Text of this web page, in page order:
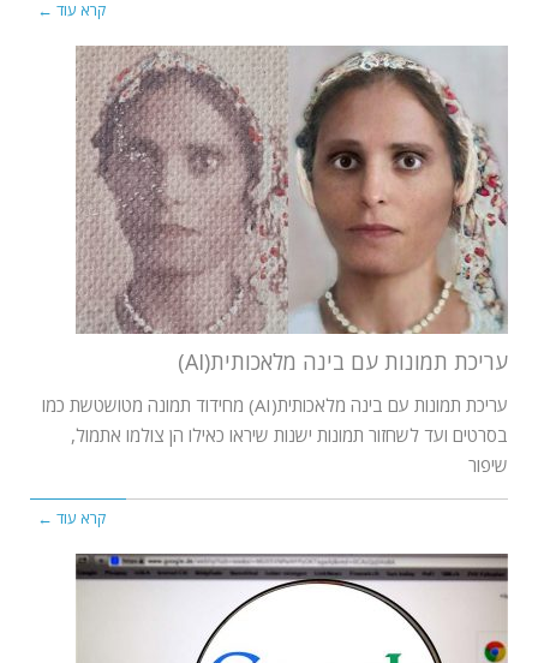
קרא עוד ←
עריכת תמונות עם בינה מלאכותית(AI)
עריכת תמונות עם בינה מלאכותית(AI) מחידוד תמונה מטושטשת כמו
בסרטים ועד לשחזור תמונות ישנות שיראו כאילו הן צולמו אתמול,
שיפור
קרא עוד ←